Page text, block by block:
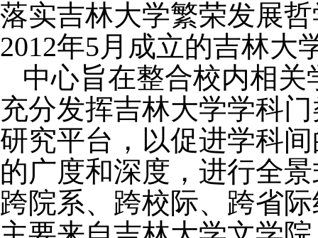
落实吉林大学繁荣发展
2012年5月成立的吉林大
中心旨在整合校内相
充分发挥吉林大学学科
研究平台，以促进学科
的广度和深度，进行全
跨院系、跨校际、跨省